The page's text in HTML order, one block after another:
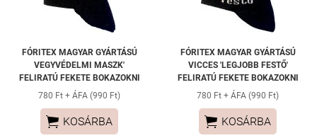
FÓRITEX MAGYAR GYÁRTÁSÚ
VEGYVÉDELMI MASZK'
FELIRATÚ FEKETE BOKAZOKNI
780 Ft + ÁFA (990 Ft)
 KOSÁRBA
FÓRITEX MAGYAR GYÁRTÁSÚ
VICCES 'LEGJOBB FESTŐ'
FELIRATÚ FEKETE BOKAZOKNI
780 Ft + ÁFA (990 Ft)
 KOSÁRBA